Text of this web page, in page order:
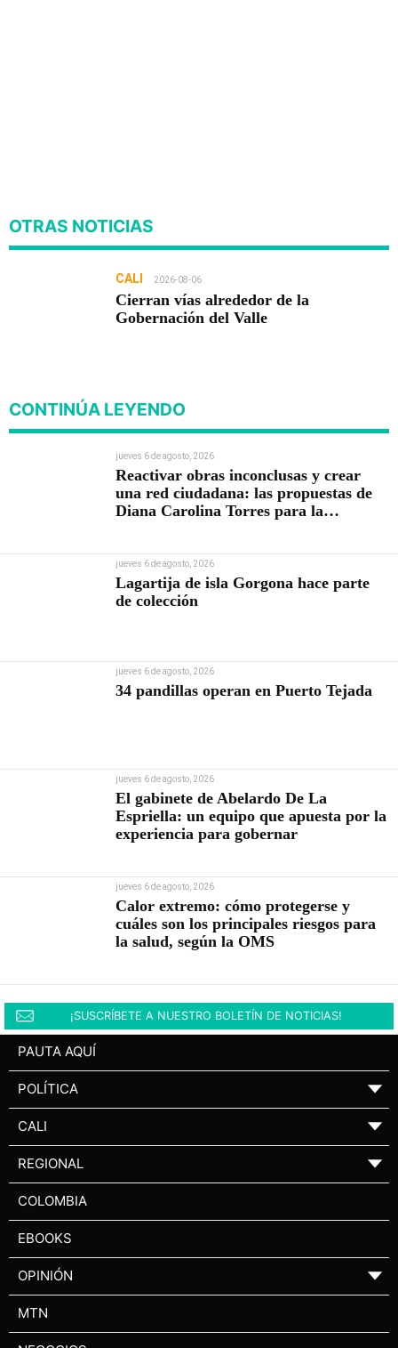
OTRAS NOTICIAS
CALI 2026-08-06
Cierran vías alrededor de la
Gobernación del Valle
CONTINÚA LEYENDO
jueves 6 de agosto, 2026
Reactivar obras inconclusas y crear
una red ciudadana: las propuestas de
Diana Carolina Torres para la
jueves 6 de agosto, 2026
Lagartija de isla Gorgona hace parte
de colección
jueves 6 de agosto, 2026
34 pandillas operan en Puerto Tejada
jueves 6 de agosto, 2026
El gabinete de Abelardo De La
Espriella: un equipo que apuesta por la
experiencia para gobernar
jueves 6 de agosto, 2026
Calor extremo: cómo protegerse y
cuáles son los principales riesgos para
la salud, según la OMS
¡SUSCRÍBETE A NUESTRO BOLETÍN DE NOTICIAS!
PAUTA AQUÍ
POLÍTICA ▼
CALI ▼
REGIONAL ▼
COLOMBIA
EBOOKS
OPINIÓN ▼
MTN